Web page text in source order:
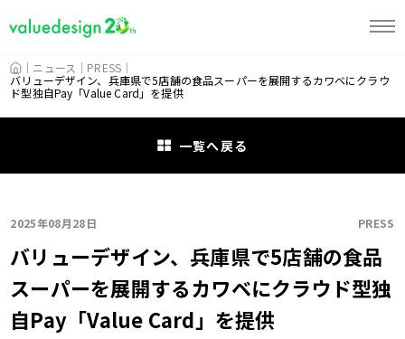
HOMEニュース
PRESS
バリューデザイン、兵庫県で5店舗の食品スーパーを展開するカワベにクラウ
ド型独自Pay「Value Card」を提供
一覧へ戻る
2025年08月28日 PRESS
バリューデザイン、兵庫県で5店舗の食品
スーパーを展開するカワベにクラウド型独
自Pay「Value Card」を提供